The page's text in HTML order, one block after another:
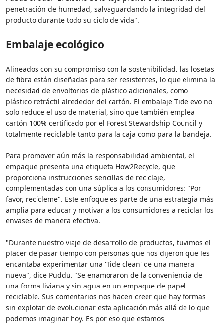
penetración de humedad, salvaguardando la integridad del
producto durante todo su ciclo de vida".
Embalaje ecológico
Alineados con su compromiso con la sostenibilidad, las losetas
de fibra están diseñadas para ser resistentes, lo que elimina la
necesidad de envoltorios de plástico adicionales, como
plástico retráctil alrededor del cartón. El embalaje Tide evo no
solo reduce el uso de material, sino que también emplea
cartón 100% certificado por el Forest Stewardship Council y
totalmente reciclable tanto para la caja como para la bandeja.
Para promover aún más la responsabilidad ambiental, el
empaque presenta una etiqueta How2Recycle, que
proporciona instrucciones sencillas de reciclaje,
complementadas con una súplica a los consumidores: "Por
favor, recícleme". Este enfoque es parte de una estrategia más
amplia para educar y motivar a los consumidores a reciclar los
envases de manera efectiva.
"Durante nuestro viaje de desarrollo de productos, tuvimos el
placer de pasar tiempo con personas que nos dijeron que les
encantaba experimentar una 'Tide clean' de una manera
nueva", dice Puddu. "Se enamoraron de la conveniencia de
una forma liviana y sin agua en un empaque de papel
reciclable. Sus comentarios nos hacen creer que hay formas
sin explotar de evolucionar esta aplicación más allá de lo que
podemos imaginar hoy. Es por eso que estamos